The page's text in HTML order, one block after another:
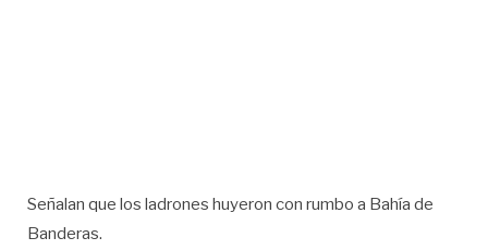
Señalan que los ladrones huyeron con rumbo a Bahía de
Banderas.